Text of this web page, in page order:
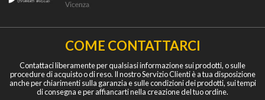
COME CONTATTARCI
Contattaci liberamente per qualsiasi informazione sui prodotti, o sulle
procedure di acquisto o di reso. Il nostro Servizio Clienti è a tua disposizione
anche per chiarimenti sulla garanzia e sulle condizioni dei prodotti, sui tempi
di consegna e per affiancarti nella creazione del tuo ordine.